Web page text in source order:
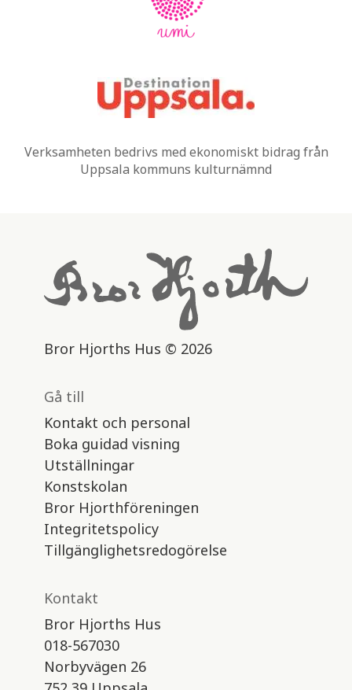
Verksamheten bedrivs med ekonomiskt bidrag från
Uppsala kommuns kulturnämnd
Bror Hjorths Hus © 2026
Gå till
Kontakt och personal
Boka guidad visning
Utställningar
Konstskolan
Bror Hjorthföreningen
Integritetspolicy
Tillgänglighetsredogörelse
Kontakt
Bror Hjorths Hus
018-567030
Norbyvägen 26